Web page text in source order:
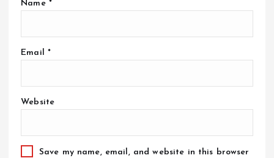
Name *
Email *
Website
Save my name, email, and website in this browser